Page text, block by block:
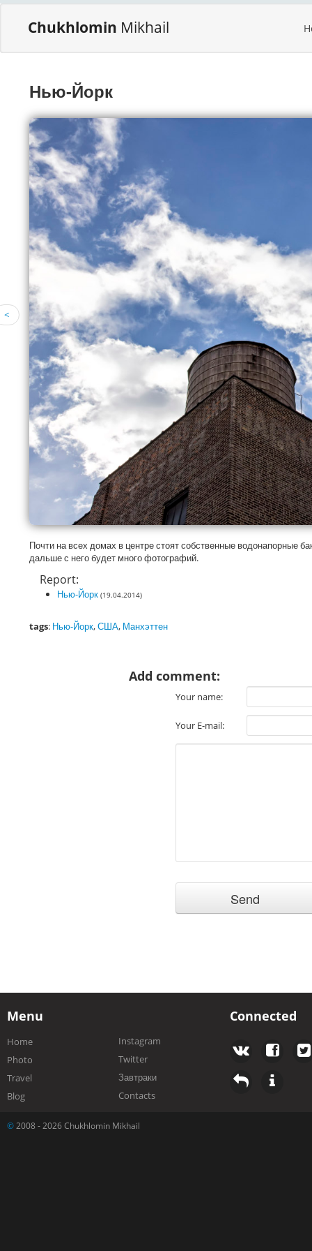
Chukhlomin Mikhail
Нью-Йорк
<
Почти на всех домах в центре стоят собственные водонапорные
дальше с него будет много фотографий.
Report:
Нью-Йорк (19.04.2014)
tags: Нью-Йорк,США, Манхэттен
Add comment:
Your name:
Your E-mail:
Menu
Home
Photo
Travel
Blog
Instagram
Twitter
Завтраки
Contacts
Connected
© 2008 - 2026 Chukhlomin Mikhail